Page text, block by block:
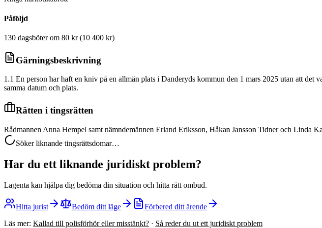
Påföljd
130 dagsböter om 80 kr (10 400 kr)
Gärningsbeskrivning
1.1 En person har haft en kniv på en allmän plats i Danderyds kommun den 1 mars 2025 utan att
samma datum och plats.
Rätten i tingsrätten
Rådmannen Anna Hempel samt nämndemännen Erland Eriksson, Håkan Jansson Tidner och Linda
Söker liknande tingsrättsdomar…
Har du ett liknande juridiskt problem?
Lagenta kan hjälpa dig bedöma din situation och hitta rätt ombud.
Hitta jurist Bedöm ditt läge
Förbered ditt ärende
Läs mer: Kallad till polisförhör eller misstänkt? · Så reder du ut ett juridiskt problem